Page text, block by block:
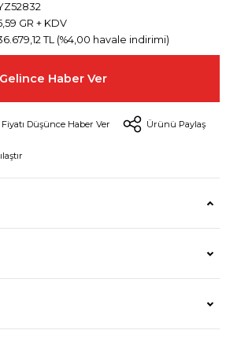
GR + KDV
TL (%4,00 havale indirimi)
Gelince Haber Ver
Fiyatı Düşünce Haber Ver Ürünü Paylaş